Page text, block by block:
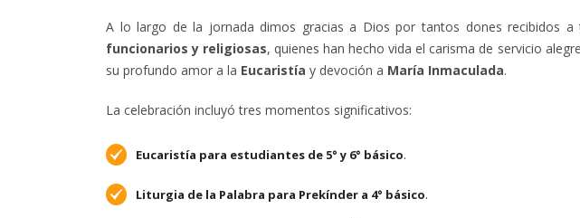
A lo largo de la jornada dimos gracias a Dios por tantos dones recibidos a
funcionarios y religiosas, quienes han hecho vida el carisma de servicio
su profundo amor a la Eucaristía y devoción a María Inmaculada.
La celebración incluyó tres momentos significativos:
Eucaristía para estudiantes de 5° y 6° básico.
Liturgia de la Palabra para Prekínder a 4° básico.